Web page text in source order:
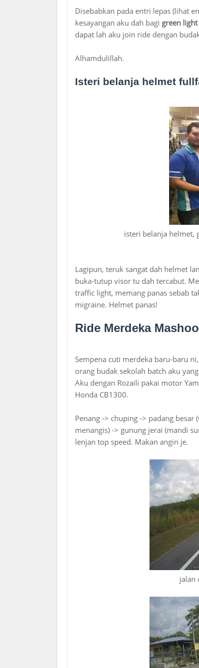
Disebabkan pada entri lepas (lihat
kesayangan aku dah bagi green
dapat lah aku join ride dengan
Alhamdulillah.
Isteri belanja helmet
isteri belanja helmet,
Lagipun, teruk sangat dah helmet
buka-tutup visor tu dah tercabut.
traffic light, memang panas sebab
migraine. Helmet panas!
Ride Merdeka
Sempena cuti merdeka baru-baru
orang budak sekolah batch aku
Aku dengan Rozaili pakai motor
Honda CB1300.
Penang -> chuping -> padang
menangis) -> gunung jerai (mandi
lenjan top speed. Makan angin je.
jalan